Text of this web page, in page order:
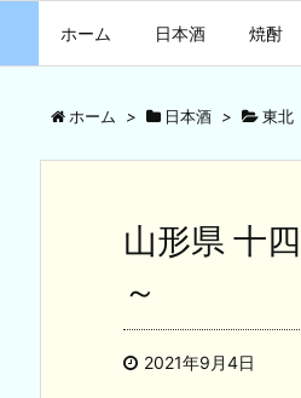
ホーム 日本酒 焼酎
ホーム > 日本酒 > 東北
山形県 十
～
2021年9月4日